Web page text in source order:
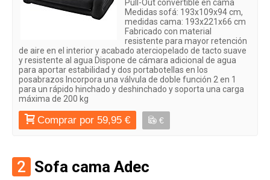
Pull-Out convertible en cama
Medidas sofá: 193x109x94 cm,
medidas cama: 193x221x66 cm
Fabricado con material
resistente para mayor retención
de aire en el interior y acabado aterciopelado de tacto suave
y resistente al agua Dispone de cámara adicional de agua
para aportar estabilidad y dos portabotellas en los
posabrazos Incorpora una válvula de doble función 2 en 1
para un rápido hinchado y deshinchado y soporta una carga
máxima de 200 kg
Comprar por 59,95 € €
2 Sofa cama Adec